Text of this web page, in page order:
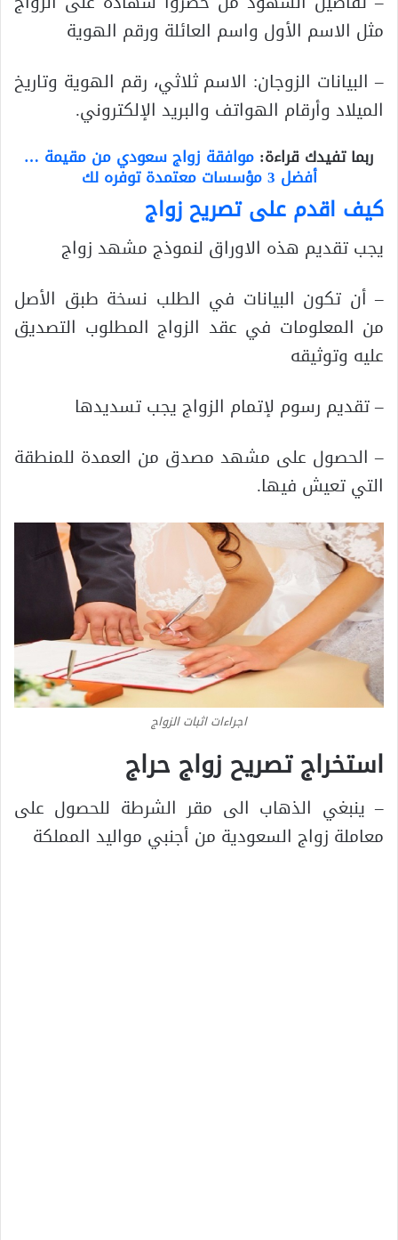
مثل الاسم الأول واسم العائلة ورقم الهوية
– البيانات الزوجان: الاسم ثلاثي، رقم الهوية وتاريخ
الميلاد وأرقام الهواتف والبريد الإلكتروني.
ربما تفيدك قراءة: موافقة زواج سعودي من مقيمة …
أفضل 3 مؤسسات معتمدة توفره لك
كيف اقدم على تصريح زواج
يجب تقديم هذه الاوراق لنموذج مشهد زواج
– أن تكون البيانات في الطلب نسخة طبق الأصل
من المعلومات في عقد الزواج المطلوب التصديق
عليه وتوثيقه
– تقديم رسوم لإتمام الزواج يجب تسديدها
– الحصول على مشهد مصدق من العمدة للمنطقة
التي تعيش فيها.
اجراءات اثبات الزواج
استخراج تصريح زواج حراج
– ينبغي الذهاب الى مقر الشرطة للحصول على
معاملة زواج السعودية من أجنبي مواليد المملكة